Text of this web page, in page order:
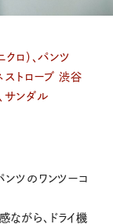
ロ）、パンツ
ストローブ 渋谷
サンダル
ンツのワンツーコ
ながら、ドライ機